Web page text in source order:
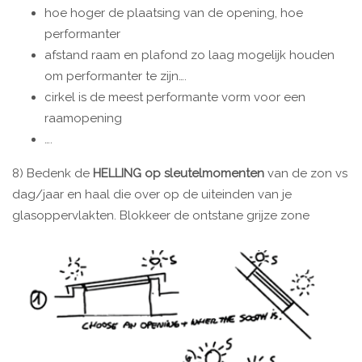
hoe hoger de plaatsing van de opening, hoe
performanter
afstand raam en plafond zo laag mogelijk houden
om performanter te zijn….
cirkel is de meest performante vorm voor een
raamopening
8) Bedenk de HELLING op sleutelmomenten van de zon vs
dag/jaar en haal die over op de uiteinden van je
glasoppervlakten. Blokkeer de ontstane grijze zone